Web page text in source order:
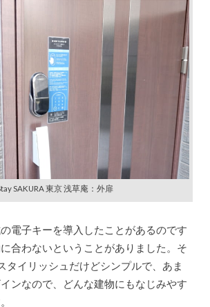
SAKURA 東京 浅草庵：外扉
電子キーを導入したことがあるのです
合わないということがありました。そ
タイリッシュだけどシンプルで、あま
ンなので、どんな建物にもなじみやす